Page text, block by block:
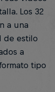
Los 32
a una
de estilo
a
tipo